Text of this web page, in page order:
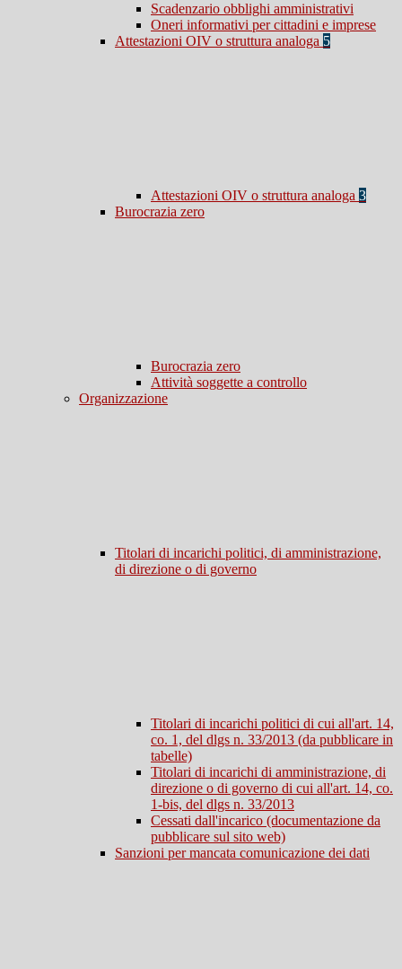
Scadenzario obblighi amministrativi
Oneri informativi per cittadini e imprese
Attestazioni OIV o struttura analoga 5
Attestazioni OIV o struttura analoga 3
Burocrazia zero
Burocrazia zero
Attività soggette a controllo
Organizzazione
Titolari di incarichi politici, di amministrazione,
di direzione o di governo
Titolari di incarichi politici di cui all'art. 14,
co. 1, del dlgs n. 33/2013 (da pubblicare in
tabelle)
Titolari di incarichi di amministrazione, di
direzione o di governo di cui all'art. 14, co.
1-bis, del dlgs n. 33/2013
Cessati dall'incarico (documentazione da
pubblicare sul sito web)
Sanzioni per mancata comunicazione dei dati